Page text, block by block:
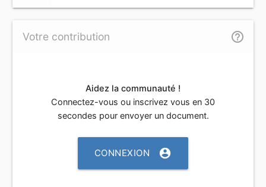
Votre contribution help_outline
Aidez la communauté !
Connectez-vous ou inscrivez vous en 30
secondes pour envoyer un document.
CONNEXION account_circle